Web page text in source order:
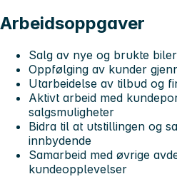
Arbeidsoppgaver
Salg av nye og brukte biler
Oppfølging av kunder
Utarbeidelse av tilbud og
Aktivt arbeid med
salgsmuligheter
Bidra til at utstillingen og
innbydende
Samarbeid med øvrige
kundeopplevelser